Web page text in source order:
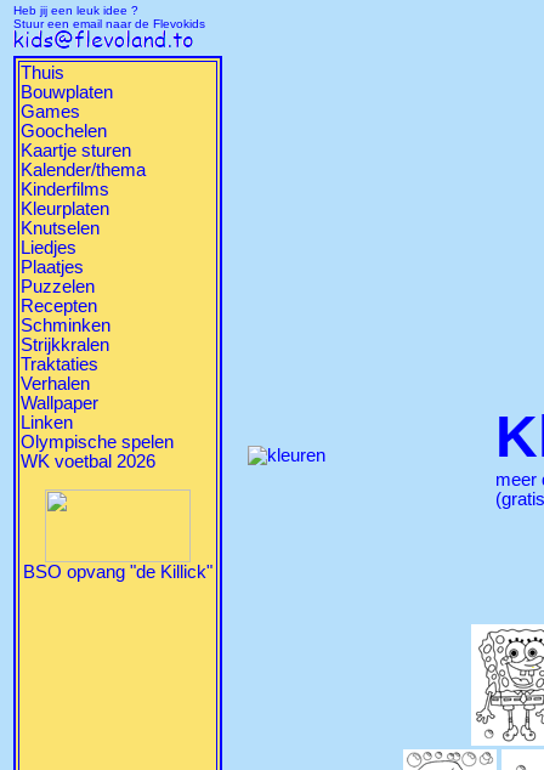
Heb jij een leuk idee ?
Stuur een email naar de Flevokids
Thuis
Bouwplaten
Games
Goochelen
Kaartje sturen
Kalender/thema
Kinderfilms
Kleurplaten
Knutselen
Liedjes
Plaatjes
Puzzelen
Recepten
Schminken
Strijkkralen
Traktaties
Verhalen
Wallpaper
Linken
Olympische spelen
WK voetbal 2026
BSO opvang "de Killick"
meer